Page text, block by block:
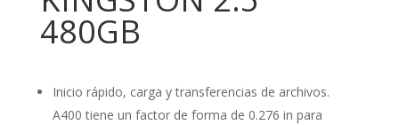
480GB
Inicio rápido, carga y transferencias de archivos.
A400 tiene un factor de forma de 0.276 in para